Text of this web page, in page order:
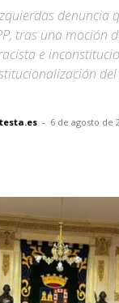
denuncia
tras una moción
e
del
- 6 de agosto de